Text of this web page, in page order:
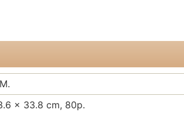
x 33.8 cm, 80p.